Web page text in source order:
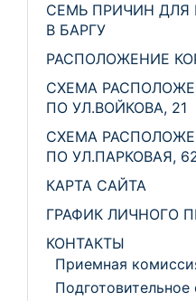
СЕМЬ ПРИЧИН ДЛЯ
В БАРГУ
РАСПОЛОЖЕНИЕ
СХЕМА
ПО УЛ.ВОЙКОВА, 21
СХЕМА
ПО УЛ.ПАРКОВАЯ,
КАРТА САЙТА
ГРАФИК ЛИЧНОГО
КОНТАКТЫ
Приемная
Подготовительное